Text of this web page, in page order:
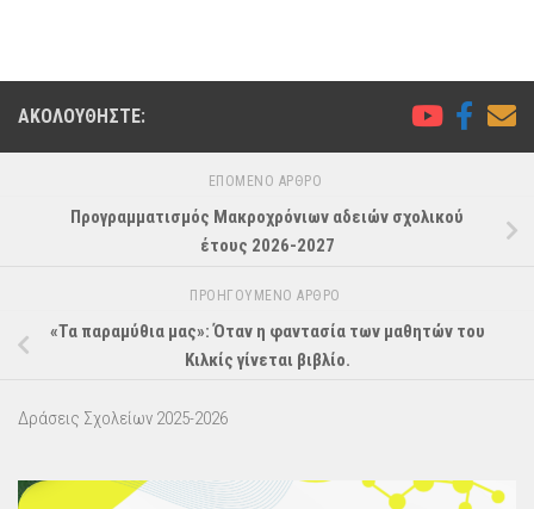
ΑΚΟΛΟΥΘΉΣΤΕ:
ΕΠΌΜΕΝΟ ΆΡΘΡΟ
Προγραμματισμός Μακροχρόνιων αδειών σχολικού
έτους 2026-2027
ΠΡΟΗΓΟΎΜΕΝΟ ΆΡΘΡΟ
«Τα παραμύθια μας»: Όταν η φαντασία των μαθητών του
Κιλκίς γίνεται βιβλίο.
Δράσεις Σχολείων 2025-2026